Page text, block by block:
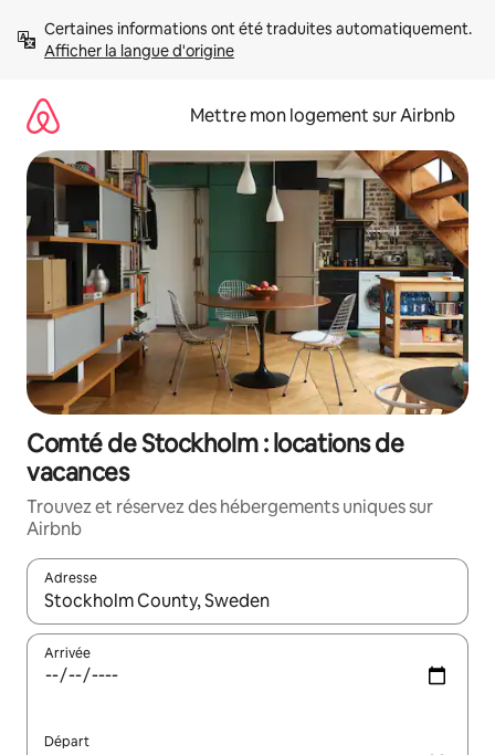
directement
Afficher la langue d'origine
Mettre mon logement sur Airbnb
Comté de Stockholm : locations de
vacances
Trouvez et réservez des hébergements uniques sur
Airbnb
Adresse
Lorsque les résultats s'affichent, utilisez les flèches vers le
Arrivée
Départ